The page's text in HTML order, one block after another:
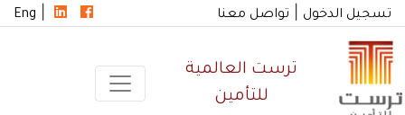
تسجيل الدخول تواصل معنا Eng
ترست العالمية
للتأمين